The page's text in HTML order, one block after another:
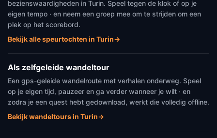
bezienswaardigheden in Turin. Speel tegen de klok of op je
eigen tempo · en neem een groep mee om te strijden om een
plek op het scorebord.
Bekijk alle speurtochten in Turin→
Als zelfgeleide wandeltour
Een gps-geleide wandelroute met verhalen onderweg. Speel
op je eigen tijd, pauzeer en ga verder wanneer je wilt · en
zodra je een quest hebt gedownload, werkt die volledig offline.
Bekijk wandeltours in Turin→